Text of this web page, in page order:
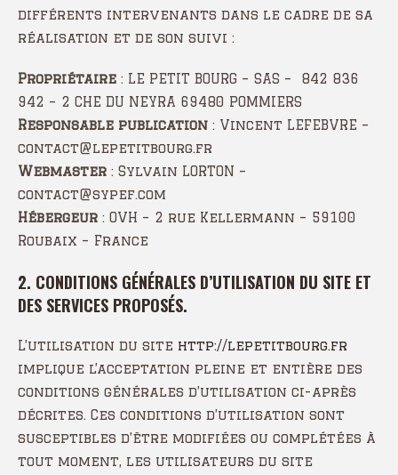
différents intervenants dans le cadre de sa
réalisation et de son suivi :
Propriétaire : LE PETIT BOURG – SAS – 842 836
942 – 2 CHE DU NEYRA 69480 POMMIERS
Responsable publication : Vincent LEFEBVRE –
contact@lepetitbourg.fr
Webmaster : Sylvain LORTON –
contact@sypef.com
Hébergeur : OVH – 2 rue Kellermann – 59100
Roubaix – France
2. CONDITIONS GÉNÉRALES D’UTILISATION DU SITE ET
DES SERVICES PROPOSÉS.
L’utilisation du site http://lepetitbourg.fr
implique l’acceptation pleine et entière des
conditions générales d’utilisation ci-après
décrites. Ces conditions d’utilisation sont
susceptibles d’être modifiées ou complétées à
tout moment, les utilisateurs du site